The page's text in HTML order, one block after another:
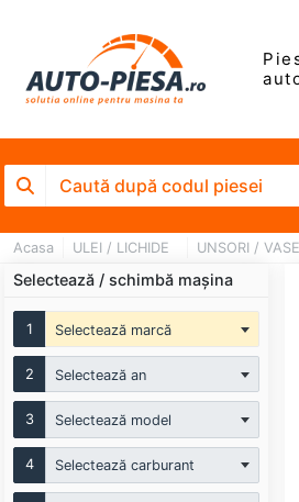
Acasa ULEI / LICHIDE UNSORI /
Selectează / schimbă mașina
1 Selectează marcă
2 Selectează an
3 Selectează model
4 Selectează carburant